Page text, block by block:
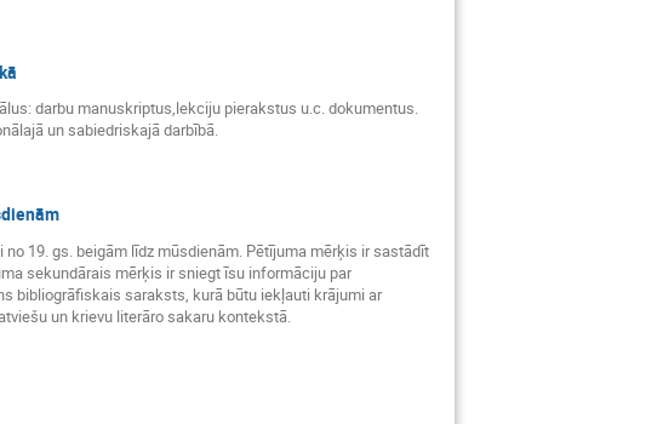
darbu manuskriptus,lekciju pierakstus u.c. dokumentus.
un sabiedriskajā darbībā.
19. gs. beigām līdz mūsdienām. Pētījuma mērķis ir sastādīt
sekundārais mērķis ir sniegt īsu informāciju par
bibliogrāfiskais saraksts, kurā būtu iekļauti krājumi ar
un krievu literāro sakaru kontekstā.